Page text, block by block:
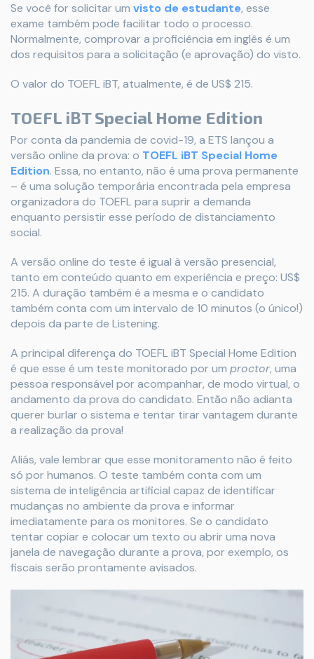
Se você for solicitar um visto de estudante, esse
exame também pode facilitar todo o processo.
Normalmente, comprovar a proficiência em inglês é um
dos requisitos para a solicitação (e aprovação) do visto.
O valor do TOEFL iBT, atualmente, é de US$ 215.
TOEFL iBT Special Home Edition
Por conta da pandemia de covid-19, a ETS lançou a
versão online da prova: o TOEFL iBT Special Home
Edition. Essa, no entanto, não é uma prova permanente
– é uma solução temporária encontrada pela empresa
organizadora do TOEFL para suprir a demanda
enquanto persistir esse período de distanciamento
social.
A versão online do teste é igual à versão presencial,
tanto em conteúdo quanto em experiência e preço: US$
215. A duração também é a mesma e o candidato
também conta com um intervalo de 10 minutos (o único!)
depois da parte de Listening.
A principal diferença do TOEFL iBT Special Home Edition
é que esse é um teste monitorado por um proctor, uma
pessoa responsável por acompanhar, de modo virtual, o
andamento da prova do candidato. Então não adianta
querer burlar o sistema e tentar tirar vantagem durante
a realização da prova!
Aliás, vale lembrar que esse monitoramento não é feito
só por humanos. O teste também conta com um
sistema de inteligência artificial capaz de identificar
mudanças no ambiente da prova e informar
imediatamente para os monitores. Se o candidato
tentar copiar e colocar um texto ou abrir uma nova
janela de navegação durante a prova, por exemplo, os
fiscais serão prontamente avisados.